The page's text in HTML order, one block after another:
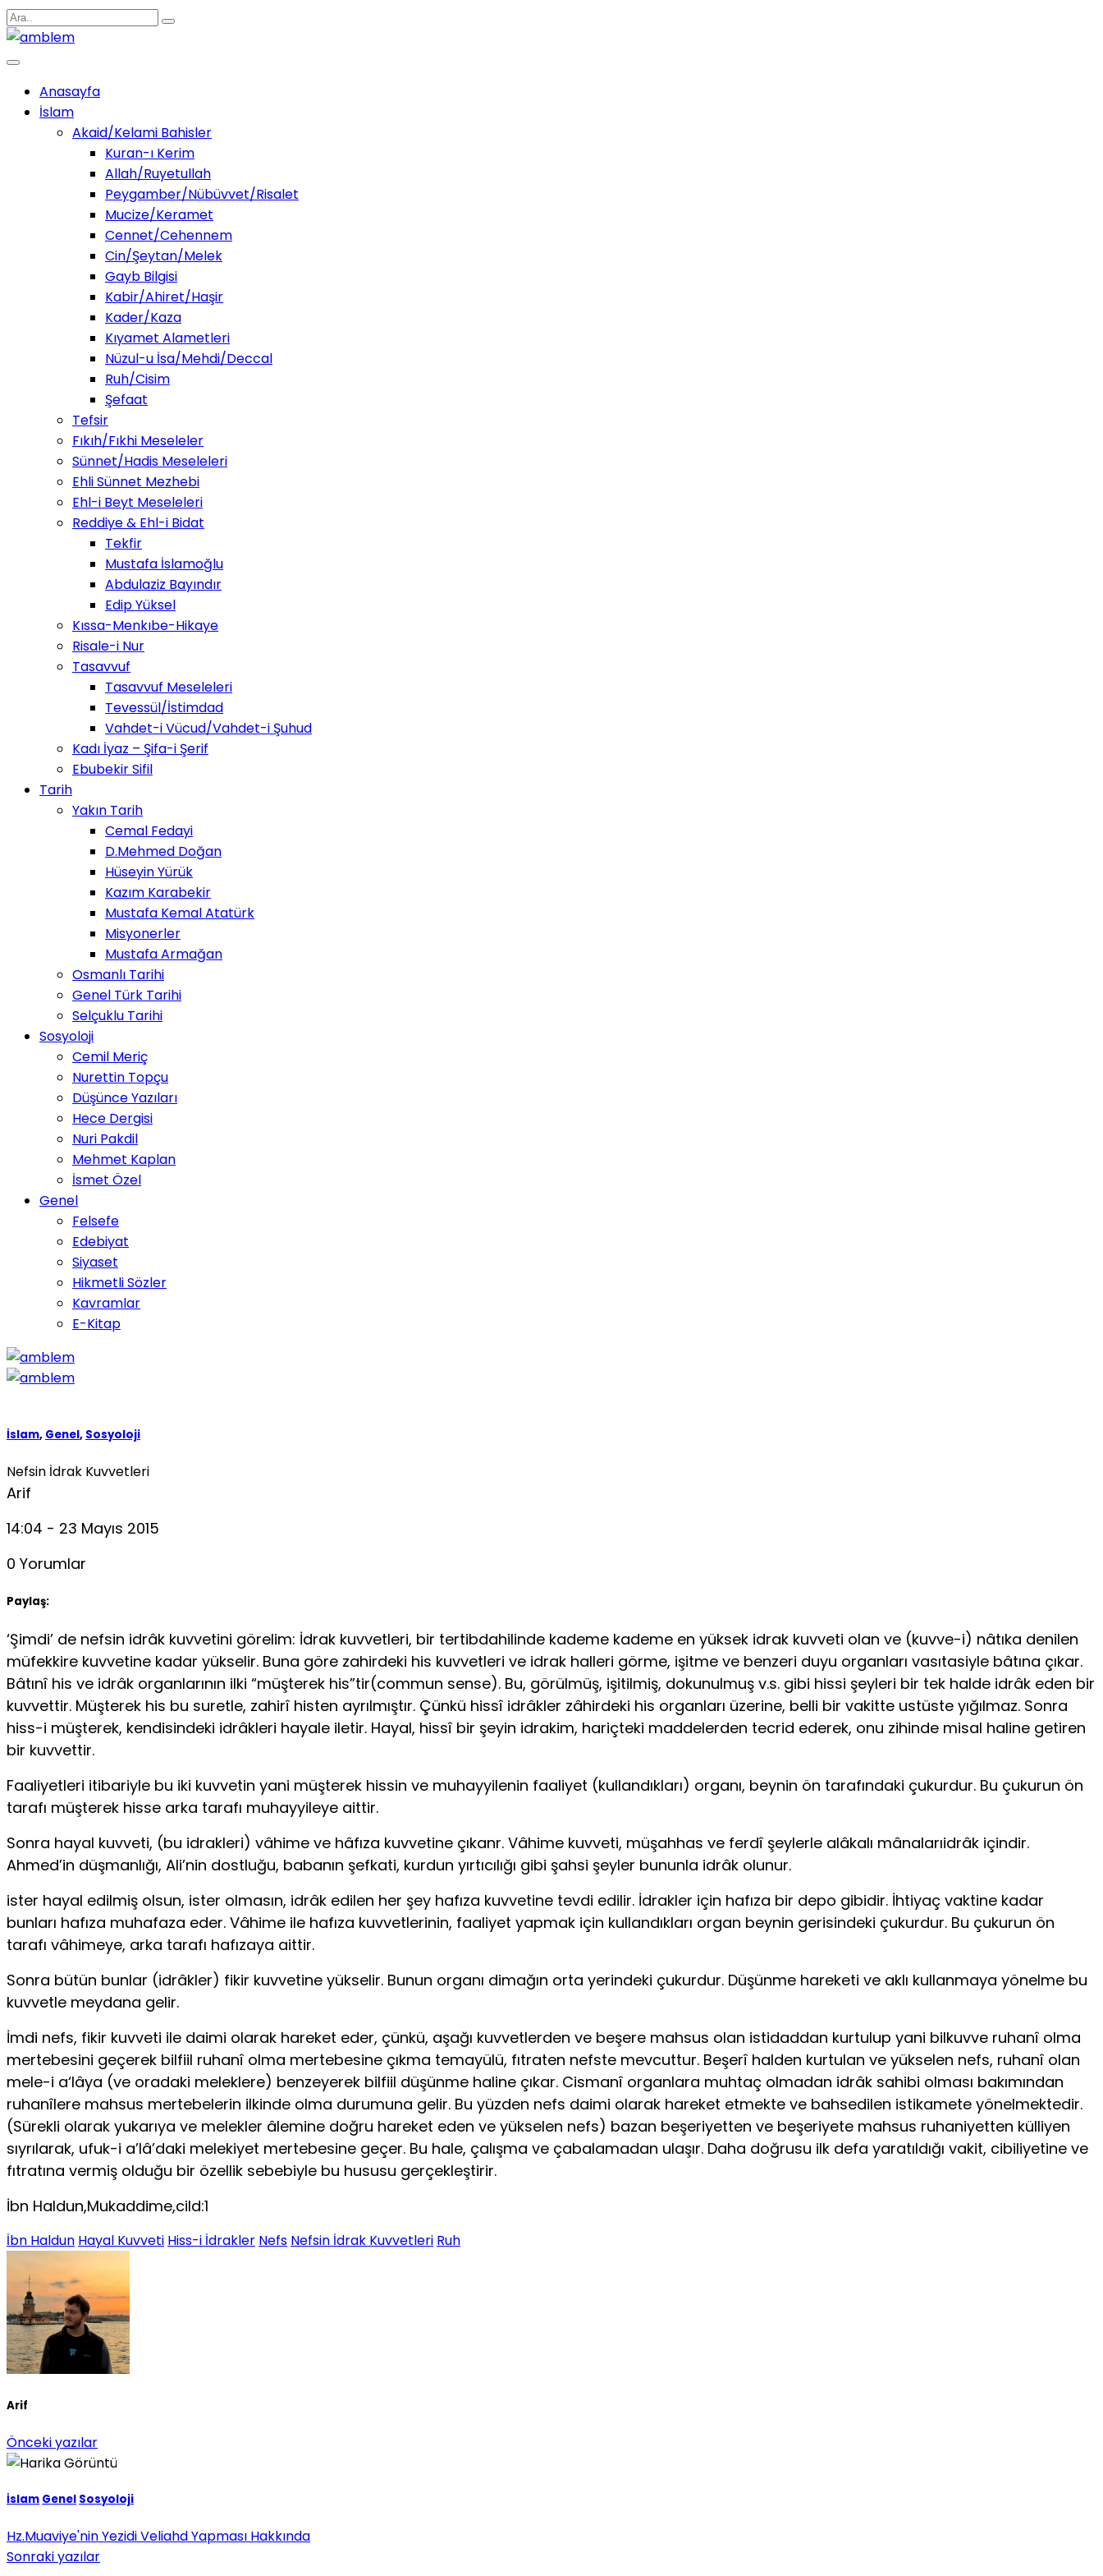
Anasayfa
İslam
Akaid/Kelami Bahisler
Kuran-ı Kerim
Allah/Ruyetullah
Peygamber/Nübüvvet/Risalet
Mucize/Keramet
Cennet/Cehennem
Cin/Şeytan/Melek
Gayb Bilgisi
Kabir/Ahiret/Haşir
Kader/Kaza
Kıyamet Alametleri
Nüzul-u İsa/Mehdi/Deccal
Ruh/Cisim
Şefaat
Tefsir
Fıkıh/Fıkhi Meseleler
Sünnet/Hadis Meseleleri
Ehli Sünnet Mezhebi
Ehl-i Beyt Meseleleri
Reddiye & Ehl-i Bidat
Tekfir
Mustafa İslamoğlu
Abdulaziz Bayındır
Edip Yüksel
Kıssa-Menkıbe-Hikaye
Risale-i Nur
Tasavvuf
Tasavvuf Meseleleri
Tevessül/İstimdad
Vahdet-i Vücud/Vahdet-i Şuhud
Kadı İyaz – Şifa-i Şerif
Ebubekir Sifil
Tarih
Yakın Tarih
Cemal Fedayi
D.Mehmed Doğan
Hüseyin Yürük
Kazım Karabekir
Mustafa Kemal Atatürk
Misyonerler
Mustafa Armağan
Osmanlı Tarihi
Genel Türk Tarihi
Selçuklu Tarihi
Sosyoloji
Cemil Meriç
Nurettin Topçu
Düşünce Yazıları
Hece Dergisi
Nuri Pakdil
Mehmet Kaplan
İsmet Özel
Genel
Felsefe
Edebiyat
Siyaset
Hikmetli Sözler
Kavramlar
E-Kitap
İslam, Genel, Sosyoloji
Nefsin İdrak Kuvvetleri
Arif
14:04 - 23 Mayıs 2015
0 Yorumlar
Paylaş:
‘Şimdi’ de nefsin idrâk kuvvetini görelim: İdrak kuvvetleri, bir tertibdahilinde kademe kademe en yüksek idrak kuvveti olan ve (kuvve-i) nâtıka denilen
müfekkire kuvvetine kadar yükselir. Buna göre zahirdeki his kuvvetleri ve idrak halleri görme, işitme ve benzeri duyu organları vasıtasiyle bâtına çıkar.
Bâtınî his ve idrâk organ­larının ilki “müşterek his”tir(commun sense). Bu, görülmüş, işitilmiş, dokunulmuş v.s. gibi hissi şeyleri bir tek halde idrâk eden bir
kuvvettir. Müşterek his bu suretle, zahirî histen ayrılmıştır. Çünkü hissî idrâkler zâhirdeki his organları üzerine, belli bir vakitte ustüste yığılmaz. Sonra
hiss-i müşterek, kendisindeki idrâkleri hayale ile­tir. Hayal, hissî bir şeyin idrakim, hariçteki maddelerden tecrid ederek, onu zihinde misal haline getiren
bir kuvvettir.
Faaliyetleri itibariyle bu iki kuvvetin yani müşterek hissin ve muhayyilenin faaliyet (kullandıkları) organı, beynin ön tarafındaki çukurdur. Bu çukurun ön
tarafı müşterek hisse arka tarafı muhayyileye aittir.
Sonra hayal kuvveti, (bu idrakleri) vâhime ve hâfıza kuvvetine çıkanr. Vâhime kuvveti, müşahhas ve ferdî şeylerle alâkalı mânalarıidrâk içindir.
Ahmed’in düşman­lığı, Ali’nin dostluğu, babanın şefkati, kurdun yırtıcılığı gibi şahsi şeyler bununla idrâk olunur.
ister hayal edilmiş olsun, ister olmasın, idrâk edilen her şey hafıza kuvvetine tevdi edilir. İdrakler için hafıza bir depo gibidir. İhtiyaç vaktine kadar
bunları hafıza muha­faza eder. Vâhime ile hafıza kuvvetlerinin, faaliyet yapmak için kullandıkları organ beynin gerisindeki çukurdur. Bu çukurun ön
tarafı vâhimeye, arka tarafı hafızaya aittir.
Sonra bütün bunlar (idrâkler) fikir kuvvetine yükselir. Bunun organı dimağın orta yerindeki çukurdur. Düşünme hareketi ve aklı kullanmaya yönelme bu
kuvvetle meydana gelir.
İmdi nefs, fikir kuvveti ile daimi olarak hareket eder, çünkü, aşağı kuvvetlerden ve beşere mahsus olan istidaddan kurtulup yani bilkuvve ruhanî olma
mertebesini geçerek bilfiil ruhanî olma mertebesine çıkma temayülü, fıtraten nefste mevcut­tur. Beşerî halden kurtulan ve yükselen nefs, ruhanî olan
mele-i a‘lâya (ve orada­ki meleklere) benzeyerek bilfiil düşünme haline çıkar. Cismanî organlara muhtaç olmadan idrâk sahibi olması bakımından
ruhanîlere mahsus mertebelerin ilkinde olma durumuna gelir. Bu yüzden nefs daimi olarak hareket etmekte ve bahsedilen istikamete yönelmektedir.
(Sürekli olarak yukarıya ve melekler âlemine doğru hare­ket eden ve yükselen nefs) bazan beşeriyetten ve beşeriyete mahsus ruhaniyetten külliyen
sıyrılarak, ufuk-i a’lâ’daki melekiyet mertebesine geçer. Bu hale, çalışma ve çabalamadan ulaşır. Daha doğrusu ilk defa yaratıldığı vakit, cibiliyetine ve
fıtratına vermiş olduğu bir özellik sebebiyle bu hususu gerçekleştirir.
İbn Haldun,Mukaddime,cild:1
İbn Haldun Hayal Kuvveti Hiss-i İdrakler Nefs Nefsin İdrak Kuvvetleri Ruh
Arif
Önceki yazılar
İslam Genel Sosyoloji
Hz.Muaviye'nin Yezidi Veliahd Yapması Hakkında
Sonraki yazılar